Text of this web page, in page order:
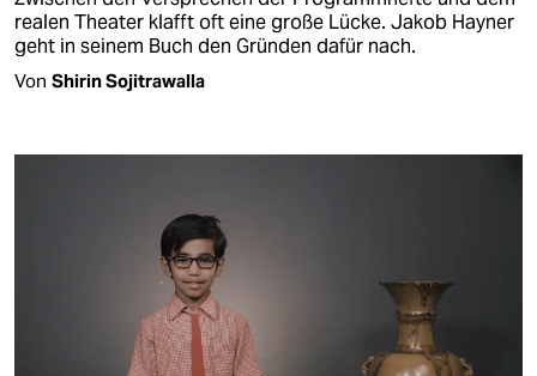
realen Theater klafft oft eine große Lücke. Jakob Hayner
geht in seinem Buch den Gründen dafür nach.
Von Shirin Sojitrawalla